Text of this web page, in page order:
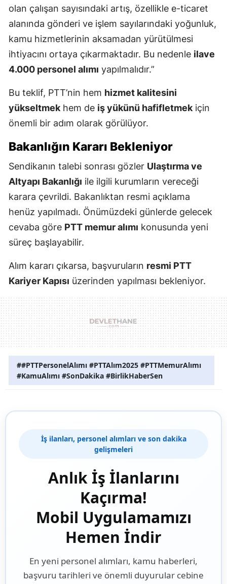
olan çalışan sayısındaki artış, özellikle e-ticaret
alanında gönderi ve işlem sayılarındaki yoğunluk,
kamu hizmetlerinin aksamadan yürütülmesi
ihtiyacını ortaya çıkarmaktadır. Bu nedenle ilave
4.000 personel alımı yapılmalıdır.”
Bu teklif, PTT’nin hem hizmet kalitesini
yükseltmekhem de iş yükünü hafifletmekiçin
önemli bir adım olarak görülüyor.
Bakanlığın Kararı Bekleniyor
Sendikanın talebi sonrası gözler Ulaştırma ve
Altyapı Bakanlığı ile ilgili kurumların vereceği
karara çevrildi. Bakanlıktan resmi açıklama
henüz yapılmadı. Önümüzdeki günlerde gelecek
cevaba göre PTT memur alımı konusunda yeni
süreç başlayabilir.
Alım kararı çıkarsa, başvuruların resmi PTT
Kariyer Kapısı üzerinden yapılması bekleniyor.
##PTTPersonelAlımı #PTTAlım2025 #PTTMemurAlımı
#KamuAlımı #SonDakika #BirlikHaberSen
İş ilanları, personel alımları ve son dakika
gelişmeleri
Anlık İş İlanlarını
Kaçırma!
Mobil Uygulamamızı
Hemen İndir
En yeni personel alımları, kamu haberleri,
başvuru tarihleri ve önemli duyurular cebine